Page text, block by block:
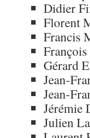
Didier
Florent
Francis
Gérard
Jean-
Jean-
Jérémie
Julien